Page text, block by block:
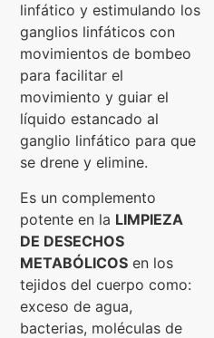
linfático y estimulando los
ganglios linfáticos con
movimientos de bombeo
para facilitar el
movimiento y guiar el
líquido estancado al
ganglio linfático para que
se drene y elimine.
Es un complemento
potente en la LIMPIEZA
DE DESECHOS
METABÓLICOS en los
tejidos del cuerpo como:
exceso de agua,
bacterias, moléculas de